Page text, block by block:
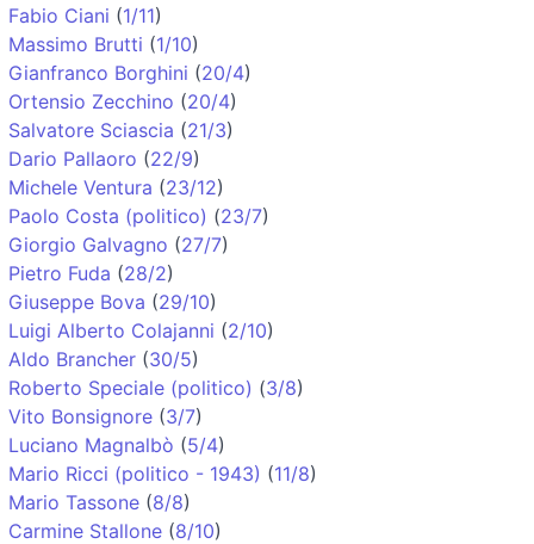
Fabio Ciani (1/11)
Massimo Brutti (1/10)
Gianfranco Borghini (20/4)
Ortensio Zecchino (20/4)
Salvatore Sciascia (21/3)
Dario Pallaoro (22/9)
Michele Ventura (23/12)
Paolo Costa (politico) (23/7)
Giorgio Galvagno (27/7)
Pietro Fuda (28/2)
Giuseppe Bova (29/10)
Luigi Alberto Colajanni (2/10)
Aldo Brancher (30/5)
Roberto Speciale (politico) (3/8)
Vito Bonsignore (3/7)
Luciano Magnalbò (5/4)
Mario Ricci (politico - 1943) (11/8)
Mario Tassone (8/8)
Carmine Stallone (8/10)